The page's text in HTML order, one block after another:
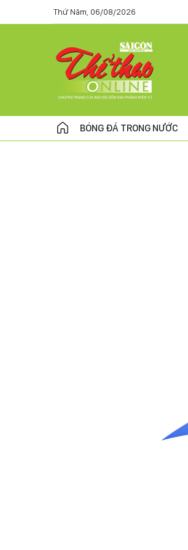
Thứ Năm, 06/08/2026
BÓNG ĐÁ TRONG NƯỚC